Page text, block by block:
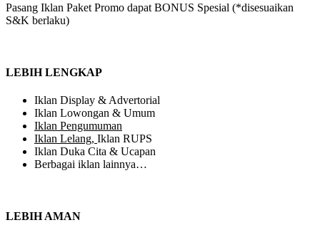
Pasang Iklan Paket Promo dapat BONUS Spesial (*disesuaikan
S&K berlaku)
LEBIH LENGKAP
Iklan Display & Advertorial
Iklan Lowongan & Umum
Iklan Pengumuman
Iklan Lelang, Iklan RUPS
Iklan Duka Cita & Ucapan
Berbagai iklan lainnya…
LEBIH AMAN